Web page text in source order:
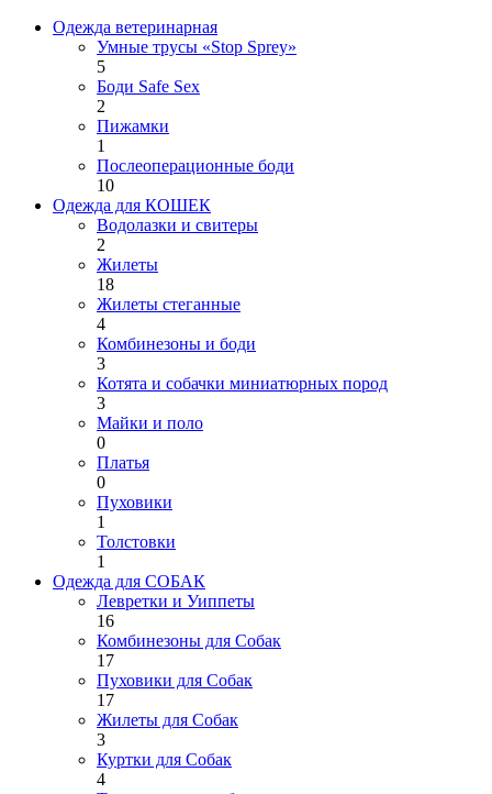
Одежда ветеринарная
Умные трусы «Stop Sprey»
5
Боди Safe Sex
2
Пижамки
1
Послеоперационные боди
10
Одежда для КОШЕК
Водолазки и свитеры
2
Жилеты
18
Жилеты стеганные
4
Комбинезоны и боди
3
Котята и собачки миниатюрных пород
3
Майки и поло
0
Платья
0
Пуховики
1
Толстовки
1
Одежда для СОБАК
Левретки и Уиппеты
16
Комбинезоны для Собак
17
Пуховики для Собак
17
Жилеты для Собак
3
Куртки для Собак
4